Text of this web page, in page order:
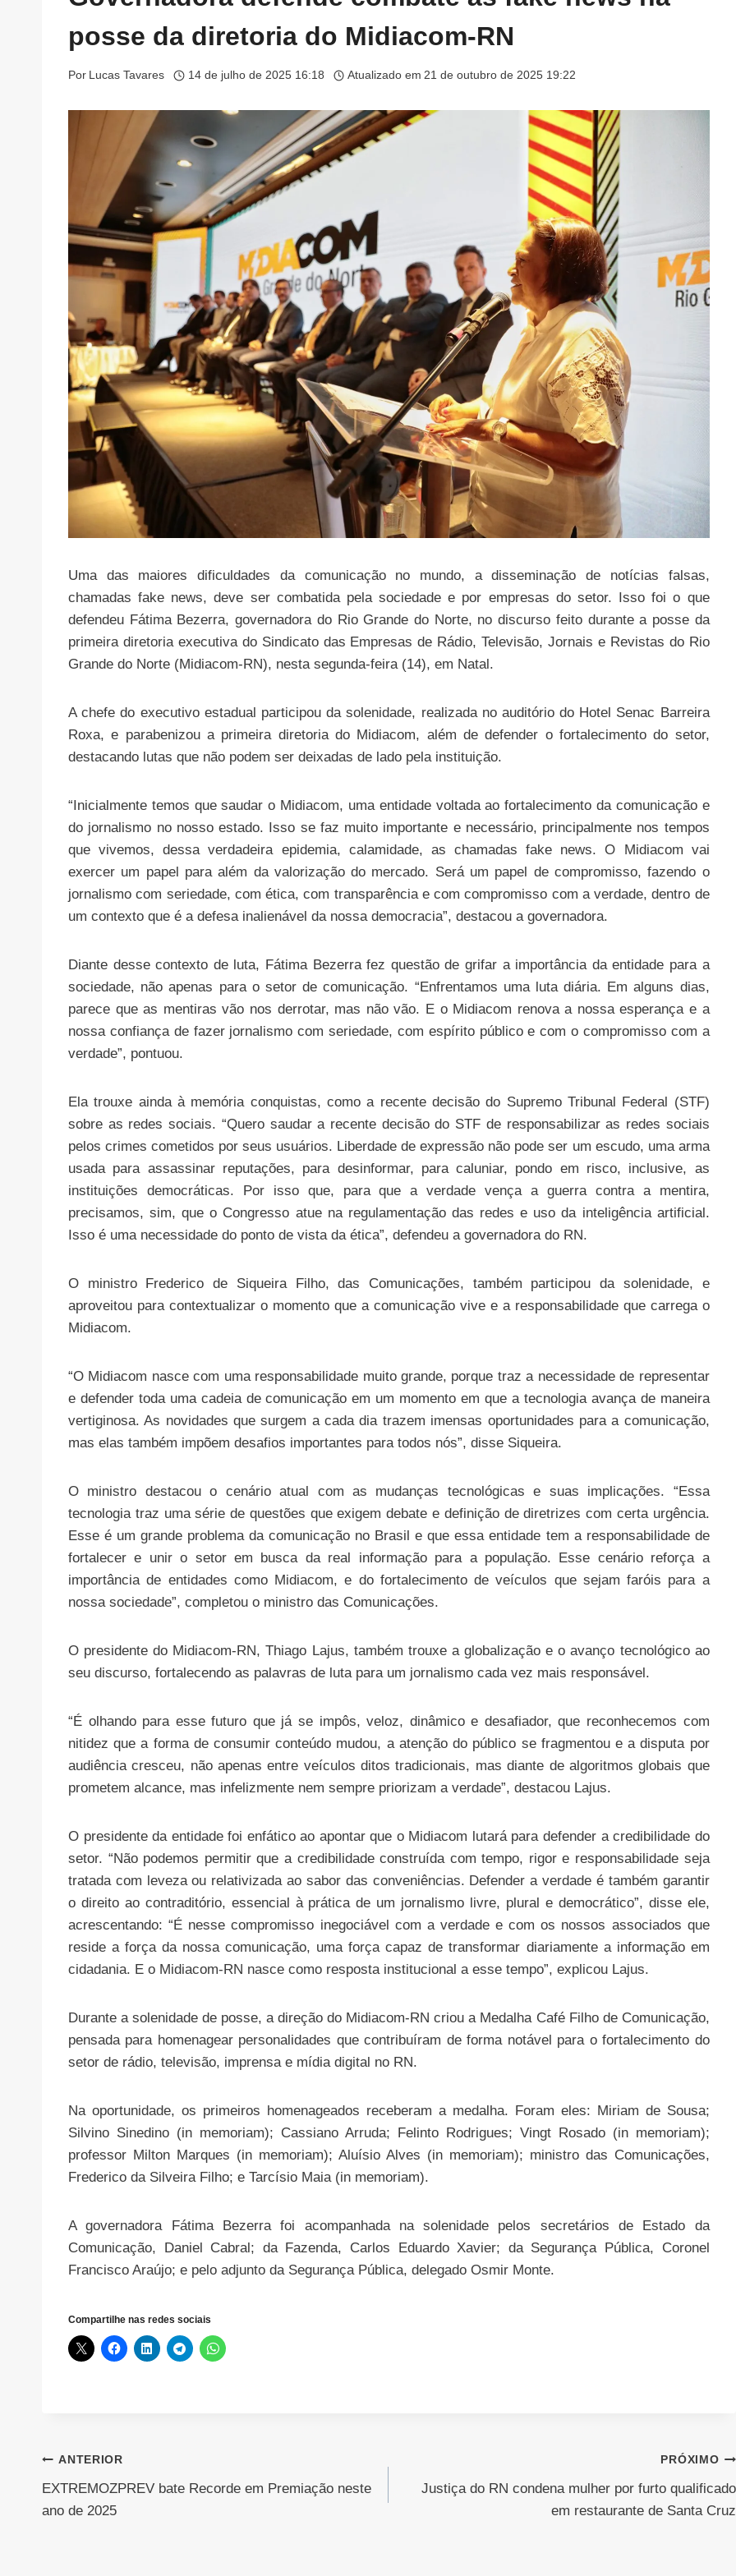
posse da diretoria do Midiacom-RN
Por Lucas Tavares 14 de julho de 2025 16:18 Atualizado em 21 de outubro de 2025 19:22
Uma das maiores dificuldades da comunicação no mundo, a disseminação de notícias falsas,
chamadas fake news, deve ser combatida pela sociedade e por empresas do setor. Isso foi o que
defendeu Fátima Bezerra, governadora do Rio Grande do Norte, no discurso feito durante a posse da
primeira diretoria executiva do Sindicato das Empresas de Rádio, Televisão, Jornais e Revistas do Rio
Grande do Norte (Midiacom-RN), nesta segunda-feira (14), em Natal.
A chefe do executivo estadual participou da solenidade, realizada no auditório do Hotel Senac Barreira
Roxa, e parabenizou a primeira diretoria do Midiacom, além de defender o fortalecimento do setor,
destacando lutas que não podem ser deixadas de lado pela instituição.
“Inicialmente temos que saudar o Midiacom, uma entidade voltada ao fortalecimento da comunicação e
do jornalismo no nosso estado. Isso se faz muito importante e necessário, principalmente nos tempos
que vivemos, dessa verdadeira epidemia, calamidade, as chamadas fake news. O Midiacom vai
exercer um papel para além da valorização do mercado. Será um papel de compromisso, fazendo o
jornalismo com seriedade, com ética, com transparência e com compromisso com a verdade, dentro de
um contexto que é a defesa inalienável da nossa democracia”, destacou a governadora.
Diante desse contexto de luta, Fátima Bezerra fez questão de grifar a importância da entidade para a
sociedade, não apenas para o setor de comunicação. “Enfrentamos uma luta diária. Em alguns dias,
parece que as mentiras vão nos derrotar, mas não vão. E o Midiacom renova a nossa esperança e a
nossa confiança de fazer jornalismo com seriedade, com espírito público e com o compromisso com a
verdade”, pontuou.
Ela trouxe ainda à memória conquistas, como a recente decisão do Supremo Tribunal Federal (STF)
sobre as redes sociais. “Quero saudar a recente decisão do STF de responsabilizar as redes sociais
pelos crimes cometidos por seus usuários. Liberdade de expressão não pode ser um escudo, uma arma
usada para assassinar reputações, para desinformar, para caluniar, pondo em risco, inclusive, as
instituições democráticas. Por isso que, para que a verdade vença a guerra contra a mentira,
precisamos, sim, que o Congresso atue na regulamentação das redes e uso da inteligência artificial.
Isso é uma necessidade do ponto de vista da ética”, defendeu a governadora do RN.
O ministro Frederico de Siqueira Filho, das Comunicações, também participou da solenidade, e
aproveitou para contextualizar o momento que a comunicação vive e a responsabilidade que carrega o
Midiacom.
“O Midiacom nasce com uma responsabilidade muito grande, porque traz a necessidade de representar
e defender toda uma cadeia de comunicação em um momento em que a tecnologia avança de maneira
vertiginosa. As novidades que surgem a cada dia trazem imensas oportunidades para a comunicação,
mas elas também impõem desafios importantes para todos nós”, disse Siqueira.
O ministro destacou o cenário atual com as mudanças tecnológicas e suas implicações. “Essa
tecnologia traz uma série de questões que exigem debate e definição de diretrizes com certa urgência.
Esse é um grande problema da comunicação no Brasil e que essa entidade tem a responsabilidade de
fortalecer e unir o setor em busca da real informação para a população. Esse cenário reforça a
importância de entidades como Midiacom, e do fortalecimento de veículos que sejam faróis para a
nossa sociedade”, completou o ministro das Comunicações.
O presidente do Midiacom-RN, Thiago Lajus, também trouxe a globalização e o avanço tecnológico ao
seu discurso, fortalecendo as palavras de luta para um jornalismo cada vez mais responsável.
“É olhando para esse futuro que já se impôs, veloz, dinâmico e desafiador, que reconhecemos com
nitidez que a forma de consumir conteúdo mudou, a atenção do público se fragmentou e a disputa por
audiência cresceu, não apenas entre veículos ditos tradicionais, mas diante de algoritmos globais que
prometem alcance, mas infelizmente nem sempre priorizam a verdade”, destacou Lajus.
O presidente da entidade foi enfático ao apontar que o Midiacom lutará para defender a credibilidade do
setor. “Não podemos permitir que a credibilidade construída com tempo, rigor e responsabilidade seja
tratada com leveza ou relativizada ao sabor das conveniências. Defender a verdade é também garantir
o direito ao contraditório, essencial à prática de um jornalismo livre, plural e democrático”, disse ele,
acrescentando: “É nesse compromisso inegociável com a verdade e com os nossos associados que
reside a força da nossa comunicação, uma força capaz de transformar diariamente a informação em
cidadania. E o Midiacom-RN nasce como resposta institucional a esse tempo”, explicou Lajus.
Durante a solenidade de posse, a direção do Midiacom-RN criou a Medalha Café Filho de Comunicação,
pensada para homenagear personalidades que contribuíram de forma notável para o fortalecimento do
setor de rádio, televisão, imprensa e mídia digital no RN.
Na oportunidade, os primeiros homenageados receberam a medalha. Foram eles: Miriam de Sousa;
Silvino Sinedino (in memoriam); Cassiano Arruda; Felinto Rodrigues; Vingt Rosado (in memoriam);
professor Milton Marques (in memoriam); Aluísio Alves (in memoriam); ministro das Comunicações,
Frederico da Silveira Filho; e Tarcísio Maia (in memoriam).
A governadora Fátima Bezerra foi acompanhada na solenidade pelos secretários de Estado da
Comunicação, Daniel Cabral; da Fazenda, Carlos Eduardo Xavier; da Segurança Pública, Coronel
Francisco Araújo; e pelo adjunto da Segurança Pública, delegado Osmir Monte.
Compartilhe nas redes sociais
Navegação
de
ANTERIOR
EXTREMOZPREV bate Recorde em Premiação neste
ano de 2025
PRÓXIMO
Justiça do RN condena mulher por furto qualificado
em restaurante de Santa Cruz